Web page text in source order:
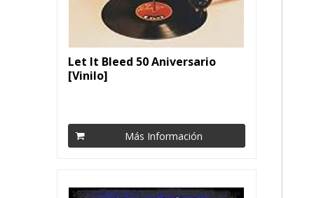
Let It Bleed 50 Aniversario
[Vinilo]
Más Información